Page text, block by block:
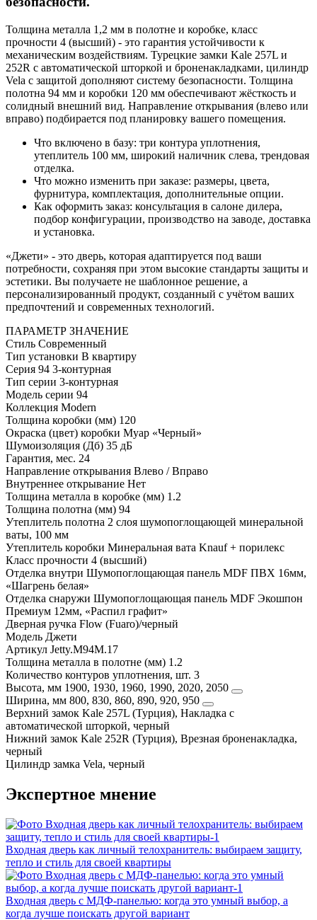
Толщина металла 1,2 мм в полотне и коробке, класс
прочности 4 (высший) - это гарантия устойчивости к
механическим воздействиям. Турецкие замки Kale 257L и
252R с автоматической шторкой и броненакладками, цилиндр
Vela с защитой дополняют систему безопасности. Толщина
полотна 94 мм и коробки 120 мм обеспечивают жёсткость и
солидный внешний вид. Направление открывания (влево или
вправо) подбирается под планировку вашего помещения.
Что включено в базу: три контура уплотнения,
утеплитель 100 мм, широкий наличник слева, трендовая
отделка.
Что можно изменить при заказе: размеры, цвета,
фурнитура, комплектация, дополнительные опции.
Как оформить заказ: консультация в салоне дилера,
подбор конфигурации, производство на заводе, доставка
и установка.
«Джети» - это дверь, которая адаптируется под ваши
потребности, сохраняя при этом высокие стандарты защиты и
эстетики. Вы получаете не шаблонное решение, а
персонализированный продукт, созданный с учётом ваших
предпочтений и современных технологий.
ПАРАМЕТР ЗНАЧЕНИЕ
Стиль Современный
Тип установки В квартиру
Серия 94 3-контурная
Тип серии 3-контурная
Модель серии 94
Коллекция Modern
Толщина коробки (мм) 120
Окраска (цвет) коробки Муар «Черный»
Шумоизоляция (Дб) 35 дБ
Гарантия, мес. 24
Направление открывания Влево / Вправо
Внутреннее открывание Нет
Толщина металла в коробке (мм) 1.2
Толщина полотна (мм) 94
Утеплитель полотна 2 слоя шумопоглощающей минеральной
ваты, 100 мм
Утеплитель коробки Минеральная вата Knauf + порилекс
Класс прочности 4 (высший)
Отделка внутри Шумопоглощающая панель MDF ПВХ 16мм,
«Шагрень белая»
Отделка снаружи Шумопоглощающая панель MDF Экошпон
Премиум 12мм, «Распил графит»
Дверная ручка Flow (Fuaro)/черный
Модель Джети
Артикул Jetty.M94M.17
Толщина металла в полотне (мм) 1.2
Количество контуров уплотнения, шт. 3
Высота, мм 1900, 1930, 1960, 1990, 2020, 2050
Ширина, мм 800, 830, 860, 890, 920, 950
Верхний замок Kale 257L (Турция), Накладка с
автоматической шторкой, черный
Нижний замок Kale 252R (Турция), Врезная броненакладка,
черный
Цилиндр замка Vela, черный
Экспертное мнение
Входная дверь как личный телохранитель: выбираем защиту,
тепло и стиль для своей квартиры
Входная дверь с МДФ‑панелью: когда это умный выбор, а
когда лучше поискать другой вариант